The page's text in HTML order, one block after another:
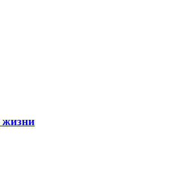
жизни